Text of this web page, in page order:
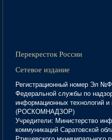
Перекресток России
Сетевое издание
Регистрационный номер Эл
Федеральной службы по
информационных технологий
(РОСКОМНАДЗОР)
Учредители: Министерство
коммуникаций Саратовской